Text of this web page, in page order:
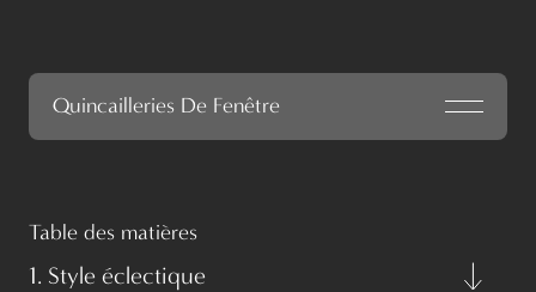
Quincailleries De Fenêtre
Table des matières
1. Style éclectique